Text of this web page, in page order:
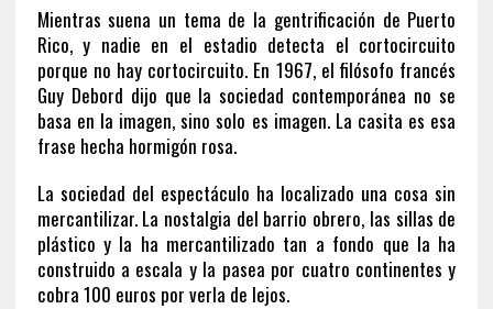
Mientras suena un tema de la gentrificación de Puerto
Rico, y nadie en el estadio detecta el cortocircuito
porque no hay cortocircuito. En 1967, el filósofo francés
Guy Debord dijo que la sociedad contemporánea no se
basa en la imagen, sino solo es imagen. La casita es esa
frase hecha hormigón rosa.
La sociedad del espectáculo ha localizado una cosa sin
mercantilizar. La nostalgia del barrio obrero, las sillas de
plástico y la ha mercantilizado tan a fondo que la ha
construido a escala y la pasea por cuatro continentes y
cobra 100 euros por verla de lejos.